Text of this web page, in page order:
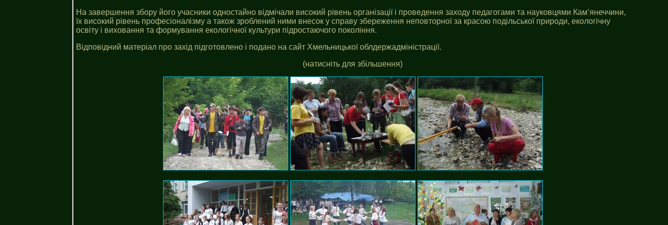
На завершення збору його учасники одностайно відмічали високий рівень організації і проведення заходу педагогами та науковцями Кам’янеччини,
їх високий рівень професіоналізму а також зроблений ними внесок у справу збереження неповторної за красою подільської природи, екологічну
освіту і виховання та формування екологічної культури підростаючого покоління.
Відповідний матеріал про захід підготовлено і подано на сайт Хмельницької облдержадміністрації.
(натисніть для збільшення)